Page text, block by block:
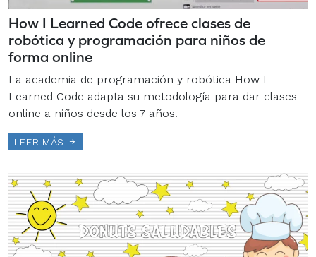
How I Learned Code ofrece clases de
robótica y programación para niños de
forma online
La academia de programación y robótica How I
Learned Code adapta su metodología para dar clases
online a niños desde los 7 años.
LEER MÁS